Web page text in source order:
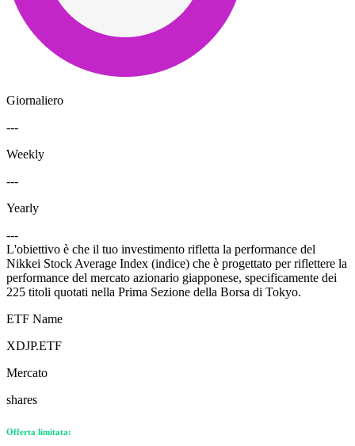
Giornaliero
---
Weekly
---
Yearly
---
L'obiettivo è che il tuo investimento rifletta la performance del
Nikkei Stock Average Index (indice) che è progettato per riflettere la
performance del mercato azionario giapponese, specificamente dei
225 titoli quotati nella Prima Sezione della Borsa di Tokyo.
ETF Name
XDJP.ETF
Mercato
shares
Offerta limitata: